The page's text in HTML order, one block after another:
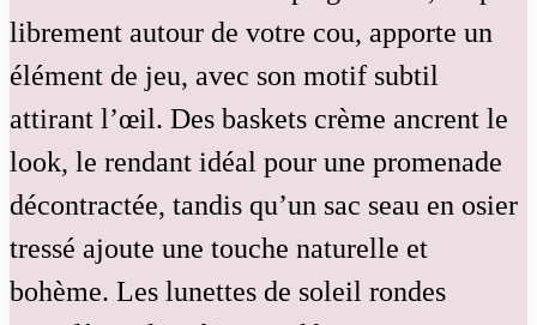
librement autour de votre cou, apporte un
élément de jeu, avec son motif subtil
attirant l’œil. Des baskets crème ancrent le
look, le rendant idéal pour une promenade
décontractée, tandis qu’un sac seau en osier
tressé ajoute une touche naturelle et
bohème. Les lunettes de soleil rondes